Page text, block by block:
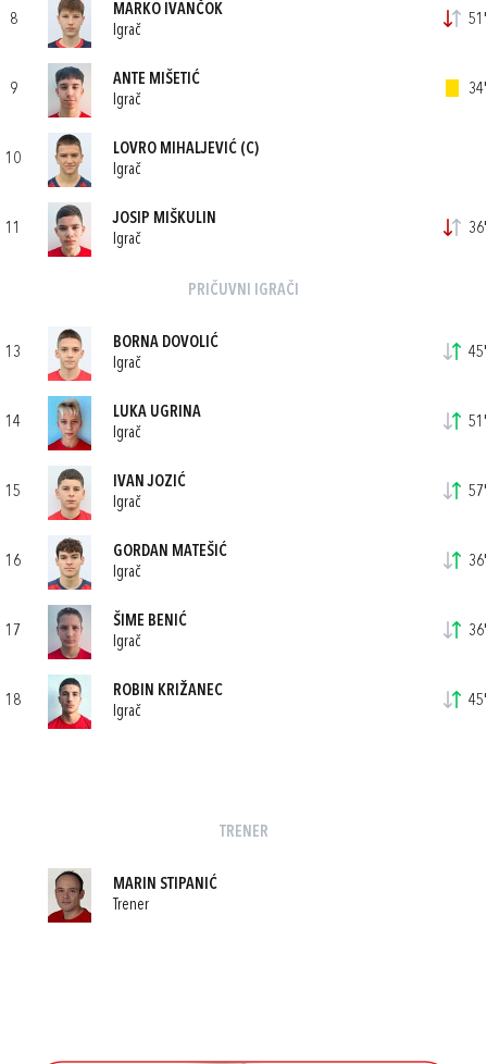
8
MARKO IVANČOK
Igrač
51'
9
ANTE MIŠETIĆ
Igrač
34'
10
LOVRO MIHALJEVIĆ (C)
Igrač
11
JOSIP MIŠKULIN
Igrač
36'
PRIČUVNI IGRAČI
13
BORNA DOVOLIĆ
Igrač
45'
14
LUKA UGRINA
Igrač
51'
15
IVAN JOZIĆ
Igrač
57'
16
GORDAN MATEŠIĆ
Igrač
36'
17
ŠIME BENIĆ
Igrač
36'
18
ROBIN KRIŽANEC
Igrač
45'
TRENER
MARIN STIPANIĆ
Trener